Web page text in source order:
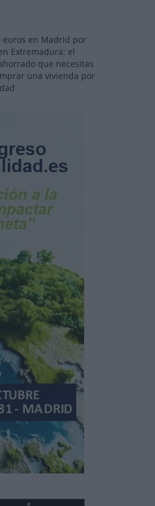
euros en Madrid por
en Extremadura: el
que necesitas
una vivienda por